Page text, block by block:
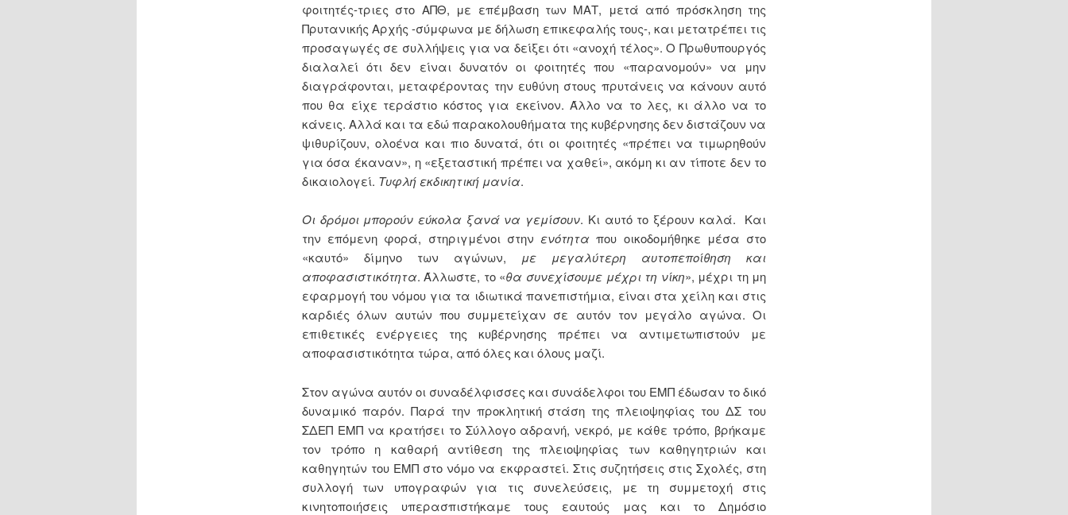
φοιτητές-τριες στο ΑΠΘ, με επέμβαση των ΜΑΤ, μετά από πρόσκληση της
Πρυτανικής Αρχής -σύμφωνα με δήλωση επικεφαλής τους-, και μετατρέπει τις
προσαγωγές σε συλλήψεις για να δείξει ότι «ανοχή τέλος». Ο Πρωθυπουργός
διαλαλεί ότι δεν είναι δυνατόν οι φοιτητές που «παρανομούν» να μην
διαγράφονται, μεταφέροντας την ευθύνη στους πρυτάνεις να κάνουν αυτό
που θα είχε τεράστιο κόστος για εκείνον. Άλλο να το λες, κι άλλο να το
κάνεις. Αλλά και τα εδώ παρακολουθήματα της κυβέρνησης δεν διστάζουν να
ψιθυρίζουν, ολοένα και πιο δυνατά, ότι οι φοιτητές «πρέπει να τιμωρηθούν
για όσα έκαναν», η «εξεταστική πρέπει να χαθεί», ακόμη κι αν τίποτε δεν το
δικαιολογεί. Τυφλή εκδικητική μανία.
Οι δρόμοι μπορούν εύκολα ξανά να γεμίσουν. Κι αυτό το ξέρουν καλά. Και
την επόμενη φορά, στηριγμένοι στηνενότητα που οικοδομήθηκε μέσα στο
«καυτό» δίμηνο των αγώνων, με μεγαλύτερη αυτοπεποίθηση και
αποφασιστικότητα. Άλλωστε, το «θα συνεχίσουμε μέχρι τη νίκη», μέχρι τη μη
εφαρμογή του νόμου για τα ιδιωτικά πανεπιστήμια, είναι στα χείλη και στις
καρδιές όλων αυτών που συμμετείχαν σε αυτόν τον μεγάλο αγώνα. Οι
επιθετικές ενέργειες της κυβέρνησης πρέπει να αντιμετωπιστούν με
αποφασιστικότητα τώρα, από όλες και όλους μαζί.
Στον αγώνα αυτόν οι συναδέλφισσες και συνάδελφοι του ΕΜΠ έδωσαν το δικό
δυναμικό παρόν. Παρά την προκλητική στάση της πλειοψηφίας του ΔΣ του
ΣΔΕΠ ΕΜΠ να κρατήσει το Σύλλογο αδρανή, νεκρό, με κάθε τρόπο, βρήκαμε
τον τρόπο η καθαρή αντίθεση της πλειοψηφίας των καθηγητριών και
καθηγητών του ΕΜΠ στο νόμο να εκφραστεί. Στις συζητήσεις στις Σχολές, στη
συλλογή των υπογραφών για τις συνελεύσεις, με τη συμμετοχή στις
κινητοποιήσεις υπερασπιστήκαμε τους εαυτούς μας και το Δημόσιο